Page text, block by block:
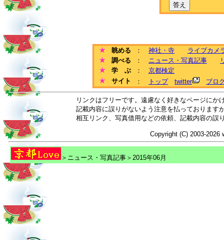
答え
眺める ： 神社・寺
ライブカメ
調べる
： ニュース・写真記事
学 ぶ
： 京都検定
サイト
： トップ twitter ブロ
リンクはフリーです。遠慮なく好きなページに
記載内容に誤りがないよう注意を払っております
相互リンク、写真借用などの依頼、記載内容の誤
Copyright (C) 2003-2026
＞ニュース・写真記事＞2015年06月